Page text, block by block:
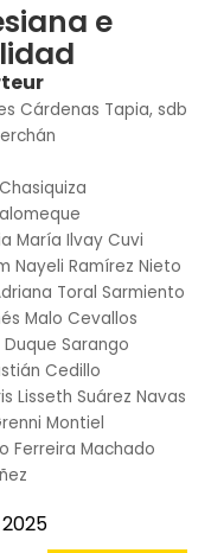
e
Cárdenas Tapia, sdb
María Ilvay Cuvi
Nayeli Ramírez Nieto
Toral Sarmiento
Malo Cevallos
Duque Sarango
Cedillo
Lisseth Suárez Navas
Montiel
Ferreira Machado
2025